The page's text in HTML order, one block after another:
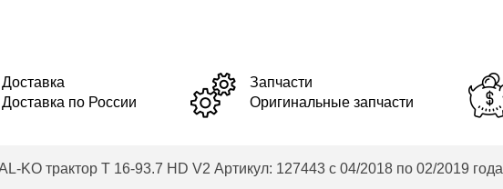
Доставка
Доставка по России
Запчасти
Оригинальные запчасти
T 16-93.7 HD V2 Артикул: 127443 с 04/2018 по 02/2019 года